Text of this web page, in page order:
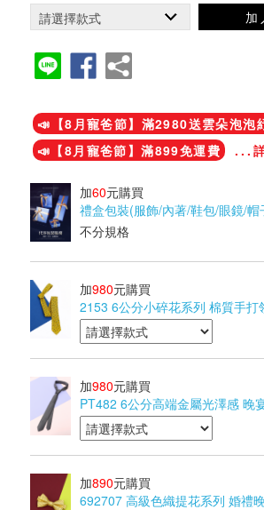
加
📣【8月寵爸節】滿2980送雲朵泡泡
📣【8月寵爸節】滿899免運費
...
加60元購買
禮盒包裝(服飾/內著/鞋包/眼鏡/帽
不分規格
加980元購買
2153 6公分小碎花系列 棉質手打
加980元購買
PT482 6公分高端金屬光澤感 晚
加890元購買
692707 高級色織提花系列 婚禮